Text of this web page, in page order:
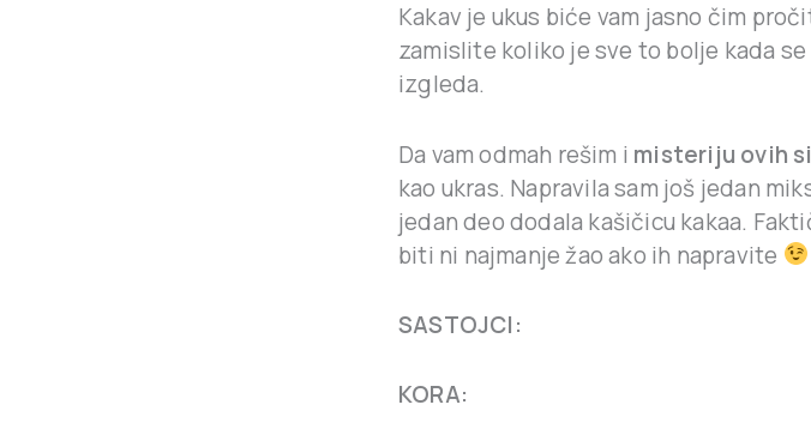
Kakav je ukus biće vam jasno čim
zamislite koliko je sve to bolje kada
izgleda.
Da vam odmah rešim i misteriju ovih
kao ukras. Napravila sam još jedan
jedan deo dodala kašičicu kakaa.
biti ni najmanje žao ako ih napravite
SASTOJCI:
KORA: